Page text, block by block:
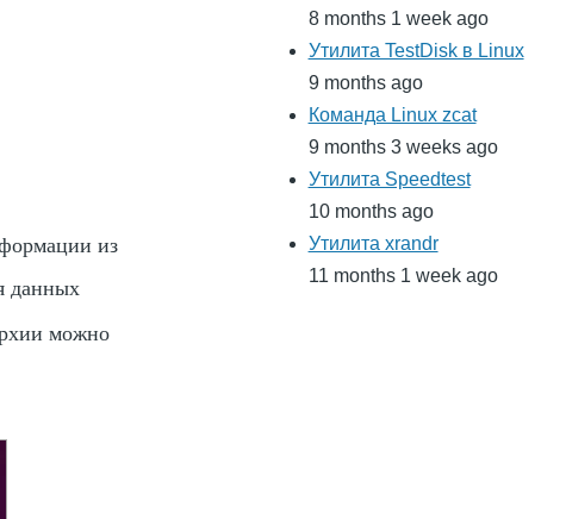
из
данных
можно
8 months 1 week ago
Утилита TestDisk в Linux
9 months ago
Команда Linux zcat
9 months 3 weeks ago
Утилита Speedtest
10 months ago
Утилита xrandr
11 months 1 week ago